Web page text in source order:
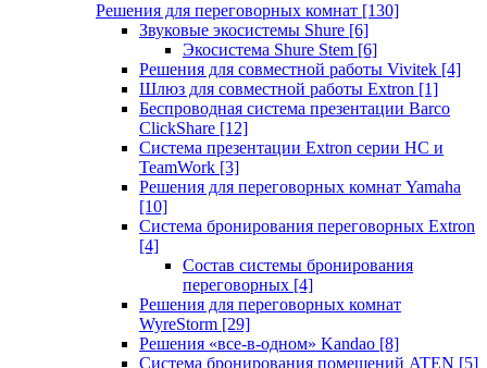
Решения для переговорных комнат [130]
Звуковые экосистемы Shure [6]
Экосистема Shure Stem [6]
Решения для совместной работы Vivitek [4]
Шлюз для совместной работы Extron [1]
Беспроводная система презентации Barco
ClickShare [12]
Система презентации Extron серии HC и
TeamWork [3]
Решения для переговорных комнат Yamaha
[10]
Система бронирования переговорных Extron
[4]
Состав системы бронирования
переговорных [4]
Решения для переговорных комнат
WyreStorm [29]
Решения «все-в-одном» Kandao [8]
Система бронирования помещений ATEN [5]